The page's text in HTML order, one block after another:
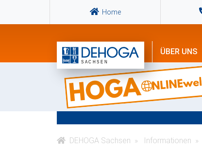
Home
ÜBER UNS
DEHOGA Sachsen Informationen